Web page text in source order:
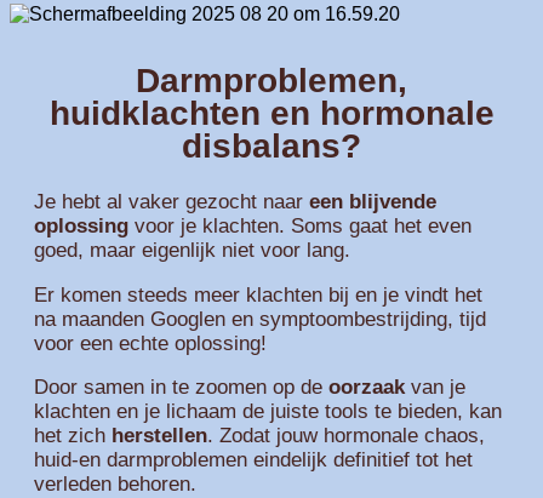
Darmproblemen,
huidklachten en hormonale
disbalans?
Je hebt al vaker gezocht naar een blijvende
oplossing voor je klachten. Soms gaat het even
goed, maar eigenlijk niet voor lang.
Er komen steeds meer klachten bij en je vindt het
na maanden Googlen en symptoombestrijding, tijd
voor een echte oplossing!
Door samen in te zoomen op de oorzaakvan je
klachten en je lichaam de juiste tools te bieden, kan
het zich herstellen. Zodat jouw hormonale chaos,
huid-en darmproblemen eindelijk definitief tot het
verleden behoren.